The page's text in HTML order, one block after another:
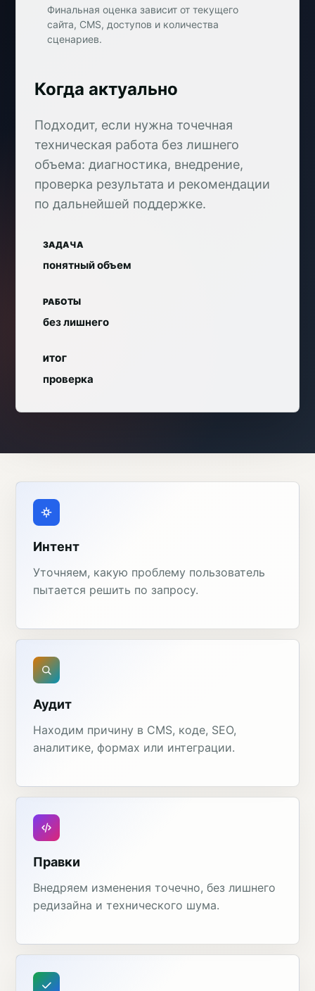
Финальная оценка зависит от текущего
сайта, CMS, доступов и количества
сценариев.
Когда актуально
Подходит, если нужна точечная
техническая работа без лишнего
объема: диагностика, внедрение,
проверка результата и рекомендации
по дальнейшей поддержке.
ЗАДАЧА
понятный объем
РАБОТЫ
без лишнего
ИТОГ
проверка
Интент
Уточняем, какую проблему пользователь
пытается решить по запросу.
Аудит
Находим причину в CMS, коде, SEO,
аналитике, формах или интеграции.
Правки
Внедряем изменения точечно, без лишнего
редизайна и технического шума.